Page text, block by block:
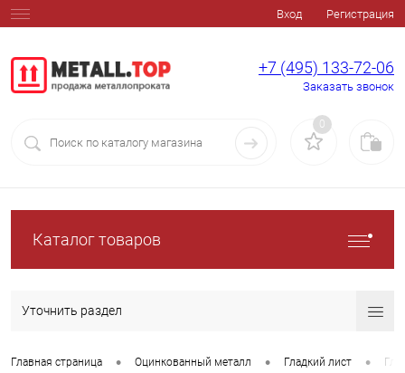
Вход Регистрация
+7 (495) 133-72-06
Заказать звонок
0
Каталог товаров
Уточнить раздел
Главная страница • Оцинкованный металл • Гладкий лист •